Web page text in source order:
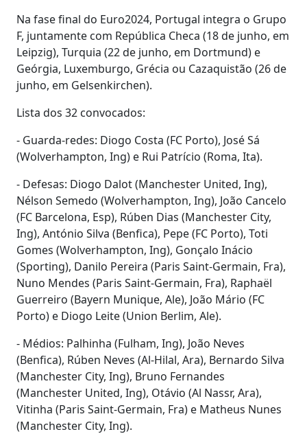
Na fase final do Euro2024, Portugal integra o Grupo
F, juntamente com República Checa (18 de junho, em
Leipzig), Turquia (22 de junho, em Dortmund) e
Geórgia, Luxemburgo, Grécia ou Cazaquistão (26 de
junho, em Gelsenkirchen).
Lista dos 32 convocados:
- Guarda-redes: Diogo Costa (FC Porto), José Sá
(Wolverhampton, Ing) e Rui Patrício (Roma, Ita).
- Defesas: Diogo Dalot (Manchester United, Ing),
Nélson Semedo (Wolverhampton, Ing), João Cancelo
(FC Barcelona, Esp), Rúben Dias (Manchester City,
Ing), António Silva (Benfica), Pepe (FC Porto), Toti
Gomes (Wolverhampton, Ing), Gonçalo Inácio
(Sporting), Danilo Pereira (Paris Saint-Germain, Fra),
Nuno Mendes (Paris Saint-Germain, Fra), Raphaël
Guerreiro (Bayern Munique, Ale), João Mário (FC
Porto) e Diogo Leite (Union Berlim, Ale).
- Médios: Palhinha (Fulham, Ing), João Neves
(Benfica), Rúben Neves (Al-Hilal, Ara), Bernardo Silva
(Manchester City, Ing), Bruno Fernandes
(Manchester United, Ing), Otávio (Al Nassr, Ara),
Vitinha (Paris Saint-Germain, Fra) e Matheus Nunes
(Manchester City, Ing).